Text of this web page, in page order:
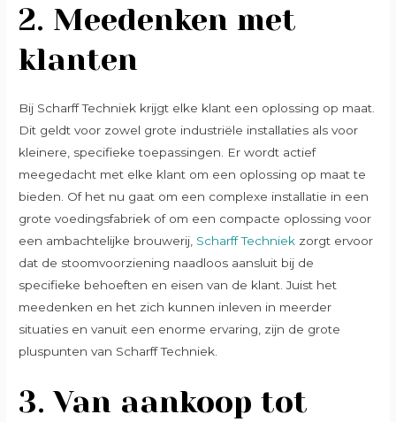
2. Meedenken met
klanten
Bij Scharff Techniek krijgt elke klant een oplossing op maat.
Dit geldt voor zowel grote industriële installaties als voor
kleinere, specifieke toepassingen. Er wordt actief
meegedacht met elke klant om een oplossing op maat te
bieden. Of het nu gaat om een complexe installatie in een
grote voedingsfabriek of om een compacte oplossing voor
een ambachtelijke brouwerij, Scharff Techniek zorgt ervoor
dat de stoomvoorziening naadloos aansluit bij de
specifieke behoeften en eisen van de klant. Juist het
meedenken en het zich kunnen inleven in meerder
situaties en vanuit een enorme ervaring, zijn de grote
pluspunten van Scharff Techniek.
3. Van aankoop tot